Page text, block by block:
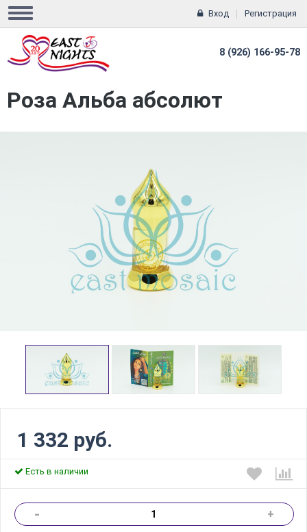
Вход Регистрация
8 (926) 166-95-78
Роза Альба абсолют
1 332 руб.
Есть в наличии
- +